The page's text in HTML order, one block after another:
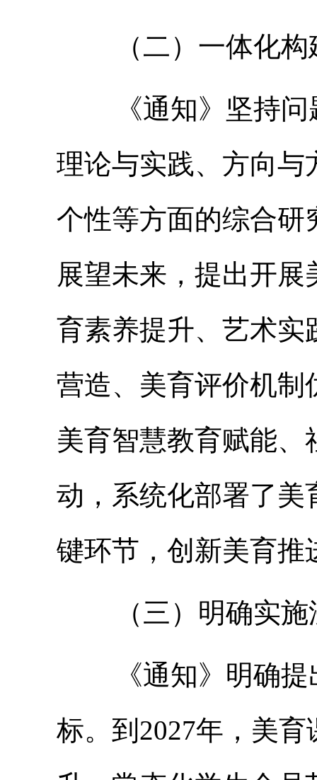
（二）一体化构
《通知》坚持问
理论与实践、方向与
个性等方面的综合研
展望未来，提出开
育素养提升、艺术实
营造、美育评价机制
美育智慧教育赋能
动，系统化部署了美
键环节，创新美育推
（三）明确实施
《通知》明确提
标。到2027年，美